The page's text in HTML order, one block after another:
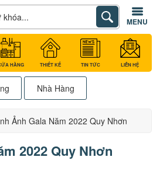
HÀNG THIẾT KẾ TIN TỨC LIÊN HỆ
MENU
Nhà Hàng
Ảnh Gala Năm 2022 Quy Nhơn
2022 Quy Nhơn